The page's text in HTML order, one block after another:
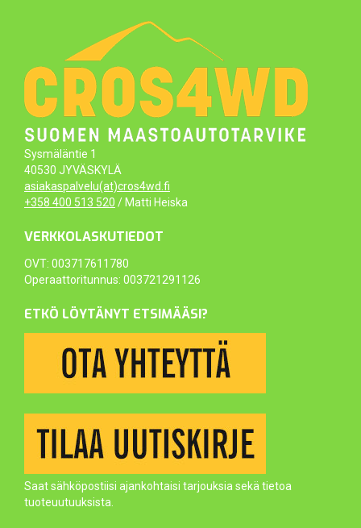
Sysmäläntie 1
40530 JYVÄSKYLÄ
asiakaspalvelu(at)cros4wd.fi
+358 400 513 520 / Matti Heiska
VERKKOLASKUTIEDOT
OVT: 003717611780
Operaattoritunnus: 003721291126
ETKÖ LÖYTÄNYT ETSIMÄÄSI?
Saat sähköpostiisi ajankohtaisi tarjouksia sekä tietoa
tuoteuutuuksista.